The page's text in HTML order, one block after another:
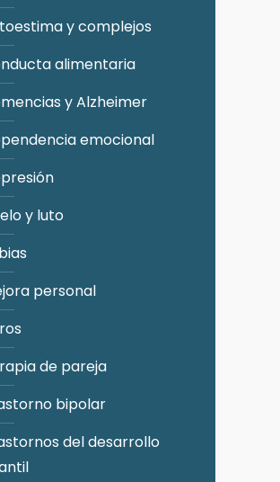
y complejos
alimentaria
y Alzheimer
emocional
y luto
personal
de pareja
bipolar
del desarrollo